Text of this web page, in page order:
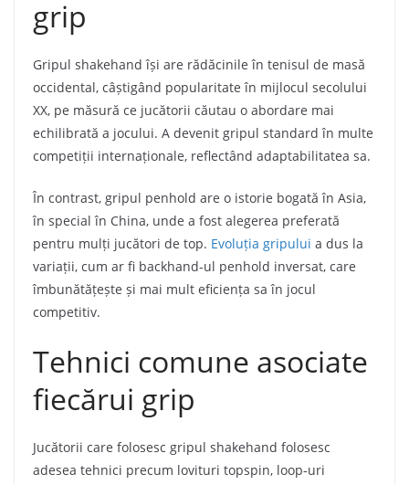
grip
Gripul shakehand își are rădăcinile în tenisul de masă
occidental, câștigând popularitate în mijlocul secolului
XX, pe măsură ce jucătorii căutau o abordare mai
echilibrată a jocului. A devenit gripul standard în multe
competiții internaționale, reflectând adaptabilitatea sa.
În contrast, gripul penhold are o istorie bogată în Asia,
în special în China, unde a fost alegerea preferată
pentru mulți jucători de top. Evoluția gripului a dus la
variații, cum ar fi backhand-ul penhold inversat, care
îmbunătățește și mai mult eficiența sa în jocul
competitiv.
Tehnici comune asociate
fiecărui grip
Jucătorii care folosesc gripul shakehand folosesc
adesea tehnici precum lovituri topspin, loop-uri